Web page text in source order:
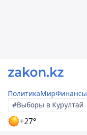
ПолитикаМирФинансы
#Выборы в Курултай
+27°